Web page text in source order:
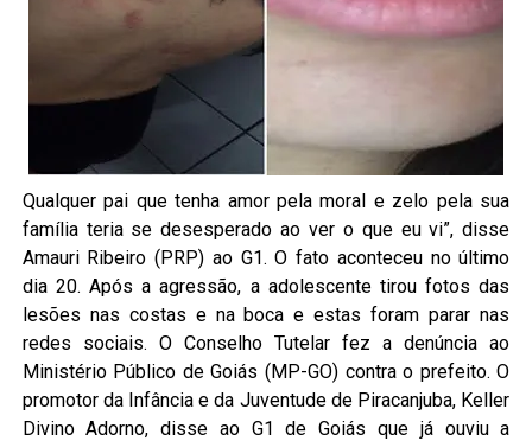
Qualquer pai que tenha amor pela moral e zelo pela sua
família teria se desesperado ao ver o que eu vi”, disse
Amauri Ribeiro (PRP) ao G1. O fato aconteceu no último
dia 20. Após a agressão, a adolescente tirou fotos das
lesões nas costas e na boca e estas foram parar nas
redes sociais. O Conselho Tutelar fez a denúncia ao
Ministério Público de Goiás (MP-GO) contra o prefeito. O
promotor da Infância e da Juventude de Piracanjuba, Keller
Divino Adorno, disse ao G1 de Goiás que já ouviu a